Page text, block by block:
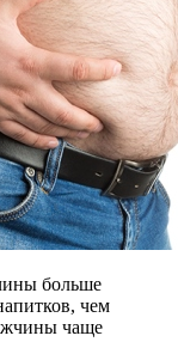
больше
чем
чаще